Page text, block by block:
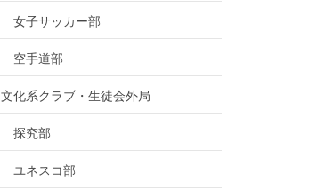
女子サッカー部
空手道部
文化系クラブ・生徒会外局
探究部
ユネスコ部